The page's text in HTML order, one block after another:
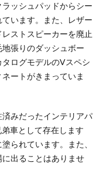
ッシュパッドからシー
います。また、レザー
ストスピーカーを廃止
張りのダッシュボー
ログモデルのVスペシ
ートがきまっていま
みだったインテリアパ
車として存在します
られています。また、
出ることはありませ